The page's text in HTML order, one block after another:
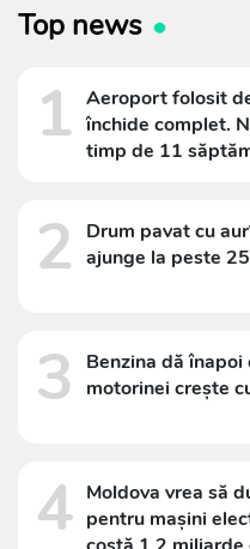
Top news
1 Aeroport folosit
închide complet.
timp de 11
2
Drum pavat cu
ajunge la peste
3
Benzina dă
motorinei crește
4 Moldova vrea să
pentru mașini